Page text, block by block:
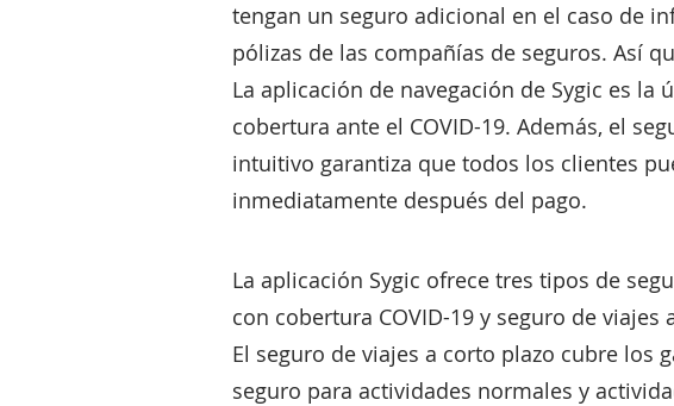
tengan un seguro adicional en el caso de
pólizas de las compañías de seguros. Así
La aplicación de navegación de Sygic es
cobertura ante el COVID-19. Además, el
intuitivo garantiza que todos los clientes
inmediatamente después del pago.
La aplicación Sygic ofrece tres tipos de
con cobertura COVID-19 y seguro de viajes
El seguro de viajes a corto plazo cubre los
seguro para actividades normales y